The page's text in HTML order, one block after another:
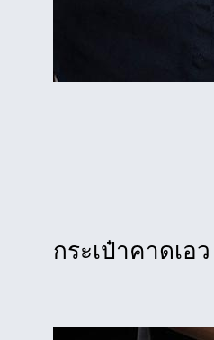
กระเป๋าคาดเอ